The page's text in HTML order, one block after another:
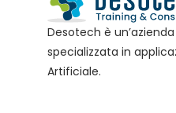
Desotech è
specializzata in
Artificiale.